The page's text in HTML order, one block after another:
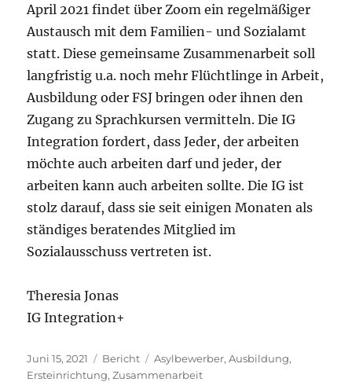
April 2021 findet über Zoom ein regelmäßiger
Austausch mit dem Familien- und Sozialamt
statt. Diese gemeinsame Zusammenarbeit soll
langfristig u.a. noch mehr Flüchtlinge in Arbeit,
Ausbildung oder FSJ bringen oder ihnen den
Zugang zu Sprachkursen vermitteln. Die IG
Integration fordert, dass Jeder, der arbeiten
möchte auch arbeiten darf und jeder, der
arbeiten kann auch arbeiten sollte. Die IG ist
stolz darauf, dass sie seit einigen Monaten als
ständiges beratendes Mitglied im
Sozialausschuss vertreten ist.
Theresia Jonas
IG Integration+
Veröffentlicht
am
Juni 15, 2021 Kategorien
Bericht Schlagwörter
Asylbewerber,Ausbildung,
Ersteinrichtung,Zusammenarbeit